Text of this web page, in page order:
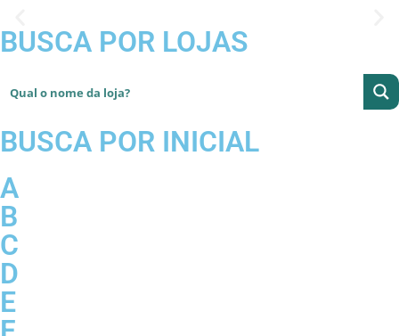
BUSCA POR LOJAS
BUSCA POR INICIAL
A
B
C
D
E